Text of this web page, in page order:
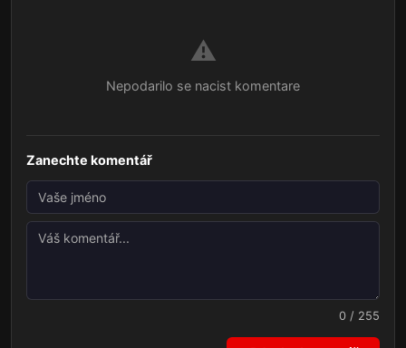
⚠️
Nepodarilo se nacist komentare
Zanechte komentář
0 / 255